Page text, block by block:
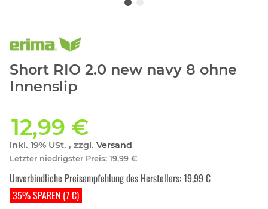
Short RIO 2.0 new navy 8 ohne
Innenslip
12,99 €
inkl. 19% USt. , zzgl. Versand
Letzter niedrigster Preis: 19,99 €
35% SPAREN (7 €)
Unverbindliche Preisempfehlung des Herstellers:19,99 €